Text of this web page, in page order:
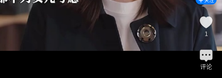
1
评论